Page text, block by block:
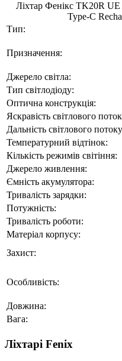
Ліхтар Фенікс TK20R
Type-C
Тип:
Призначення:
Джерело світла:
Тип світлодіоду:
Оптична конструкція:
Яскравість світлового
Дальність світлового
Температурний відтінок:
Кількість режимів світіння:
Джерело живлення:
Ємність акумулятора:
Тривалість зарядки:
Потужність:
Тривалість роботи:
Матеріал корпусу:
Захист:
Особливість:
Довжина:
Вага:
Ліхтарі Fenix